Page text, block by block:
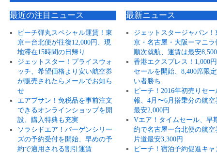
最近の注目ニュース
ピーチ弾丸スペシャル運賃！東
京ー台北便が往復12,000円、現
地滞在15時間の日帰り
ジェットスター！プライスウォ
ッチ、希望価格より安い航空券
が販売されたらメールでお知ら
せ
エアプサン！免税品を事前注文
できるオンラインショップを開
設、購入特典も充実
ソラシドエア！バーゲンシリー
ズの予約受付を開始、早めの予
約で適用される割引運賃
最新ニュース
ジェットスタージャパン！
京・名古屋・大阪ーマニラ
順次就航、運賃は最安
香港エクスプレス！1,000
セールを開始、8,400席限
い者勝ち
ピーチ！2016年初売りセー
報、4月〜6月搭乗分の航空
最安2,000円
Vエア！タイムセール、早
約で名古屋ー台北便の航空
片道最安3,300円
ピーチ！宿泊予約促進キャ